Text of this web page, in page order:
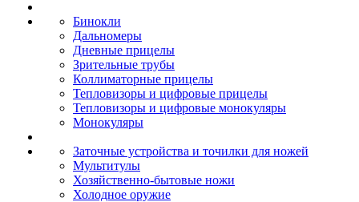
Бинокли
Дальномеры
Дневные прицелы
Зрительные трубы
Коллиматорные прицелы
Тепловизоры и цифровые прицелы
Тепловизоры и цифровые монокуляры
Монокуляры
Заточные устройства и точилки для ножей
Мультитулы
Хозяйственно-бытовые ножи
Холодное оружие